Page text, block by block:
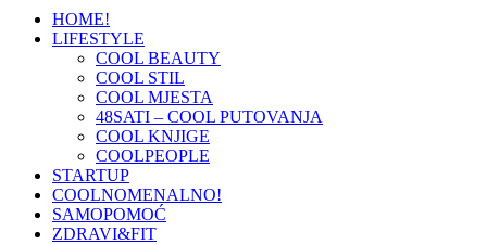
HOME!
LIFESTYLE
COOL BEAUTY
COOL STIL
COOL MJESTA
48SATI – COOL PUTOVANJA
COOL KNJIGE
COOLPEOPLE
STARTUP
COOLNOMENALNO!
SAMOPOMOĆ
ZDRAVI&FIT